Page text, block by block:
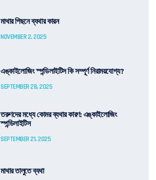
মাথার পিছনে ব্যথার কারন
NOVEMBER 2, 2025
এঙ্কাইলোজিং স্পন্ডিলাইটিস কি সম্পূর্ণ নিরাময়যোগ্য?
SEPTEMBER 28, 2025
তরুণদের মধ্যে কোমর ব্যথার কারণ: এঙ্কাইলোজিং
স্পন্ডিলাইটিস
SEPTEMBER 21, 2025
মাথার তালুতে ব্যথা